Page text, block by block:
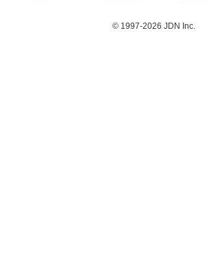
© 1997-2026 JDN Inc.